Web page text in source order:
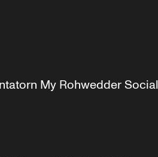
My Rohwedder